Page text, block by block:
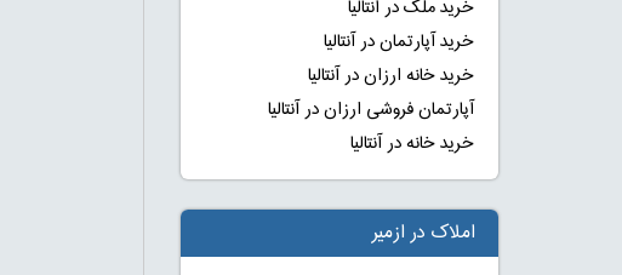
خرید ملک در آنتالیا
خرید آپارتمان در آنتالیا
خرید خانه ارزان در آنتالیا
آپارتمان فروشی ارزان در آنتالیا
خرید خانه در آنتالیا
املاک در ازمیر